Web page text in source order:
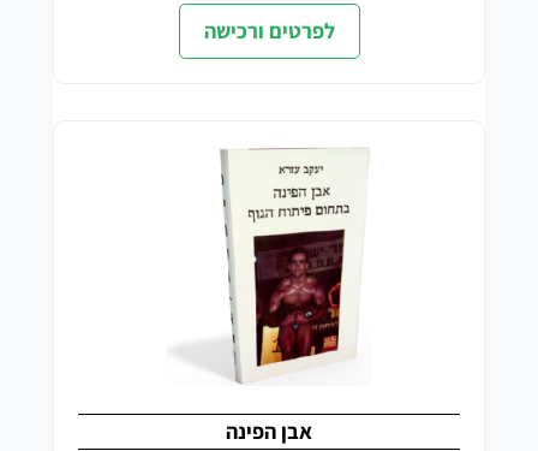
לפרטים ורכישה
אבן הפינה